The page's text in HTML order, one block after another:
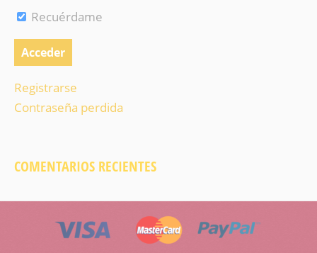
Recuérdame
Registrarse
Contraseña perdida
COMENTARIOS RECIENTES